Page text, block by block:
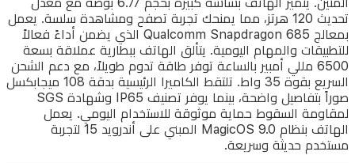
685
الذي
يضمن
أداءً
فعالاً
للتطبيقات
والمهام
تحديث 120 هرتز، مما يمنحك تجربة تصفح ومشاهدة سلسة. يعمل
بمعالج Qualcomm Snapdragon 685 الذي يضمن أداءً فعالاً
للتطبيقات والمهام اليومية. يتألق الهاتف ببطارية عملاقة بسعة
6500 مللي أمبير بالساعة توفر طاقة تدوم طويلاً، مع دعم الشحن
السريع بقوة 35 واط. تلتقط الكاميرا الرئيسية بدقة 108 ميجابكسل
صوراً بتفاصيل واضحة، بينما يوفر تصنيف IP65 وشهادة SGS
لمقاومة السقوط حماية موثوقة للاستخدام اليومي. يعمل
الهاتف بنظام MagicOS 9.0 المبني على أندرويد 15 لتجربة
مستخدم حديثة وسريعة.